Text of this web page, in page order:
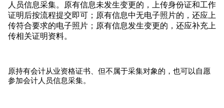
人员信息采集。
原有信息未发生变更的，上传身份证和工作
证明后按流程提交即可； 原有信息中无电子照片的，还应上
传符合要求的电子照片； 原有信息发生变更的，还应补充上
传相关证明资料。
原持有会计从业资格证书、但不属于采集对象的，也可以自愿
参加会计人员信息采集。